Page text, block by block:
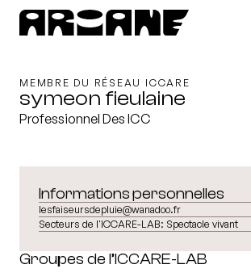
MEMBRE DU RÉSEAU ICCARE
symeon fieulaine
Professionnel Des ICC
Informations personnelles
lesfaiseursdepluie@wanadoo.fr
Secteurs de l'ICCARE-LAB: Spectacle vivant
Groupes de l’ICCARE-LAB